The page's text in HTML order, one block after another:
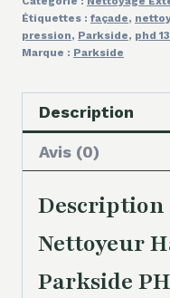
Étiquettes : façade,
pression, Parkside, phd
Marque : Parkside
Description
Avis (0)
Description
Nettoyeur
Parkside